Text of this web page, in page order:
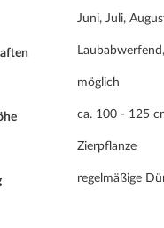
Juni, Juli,
möglich
ca. 100 - 125
Zierpflanze
regelmäßige